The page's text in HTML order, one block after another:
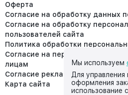
Оферта
Согласие на обработку данных
Согласие на обработку
пользователей сайта
Политика обработки
Согласие на передачу
лицам
Согласие реклама
Карта сайта
Мы используем
Для
оформления
использование